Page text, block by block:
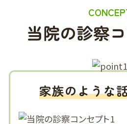
当院の診察
家族のような